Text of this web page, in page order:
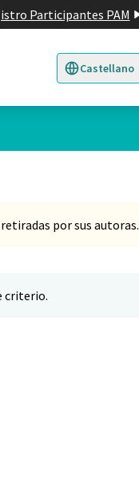
Participantes PAM
Castellano
Triar la llengua
por sus autoras.
criterio.